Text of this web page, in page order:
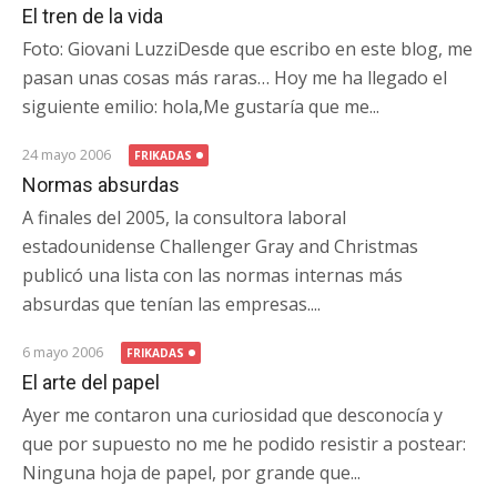
El tren de la vida
Foto: Giovani LuzziDesde que escribo en este blog, me
pasan unas cosas más raras… Hoy me ha llegado el
siguiente emilio: hola,Me gustaría que me...
24 mayo 2006 FRIKADAS
Normas absurdas
A finales del 2005, la consultora laboral
estadounidense Challenger Gray and Christmas
publicó una lista con las normas internas más
absurdas que tenían las empresas....
6 mayo 2006 FRIKADAS
El arte del papel
Ayer me contaron una curiosidad que desconocía y
que por supuesto no me he podido resistir a postear:
Ninguna hoja de papel, por grande que...